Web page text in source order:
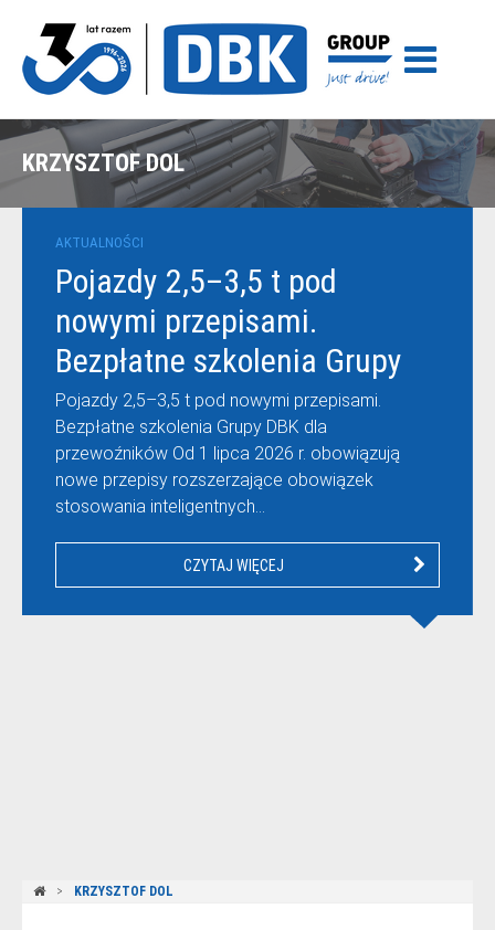
KRZYSZTOF DOL
AKTUALNOŚCI
Pojazdy 2,5–3,5 t pod
nowymi przepisami.
Bezpłatne szkolenia Grupy
DBK dla przewoźników
Pojazdy 2,5–3,5 t pod nowymi przepisami.
Bezpłatne szkolenia Grupy DBK dla
przewoźników Od 1 lipca 2026 r. obowiązują
nowe przepisy rozszerzające obowiązek
stosowania inteligentnych…
CZYTAJ WIĘCEJ
KRZYSZTOF DOL